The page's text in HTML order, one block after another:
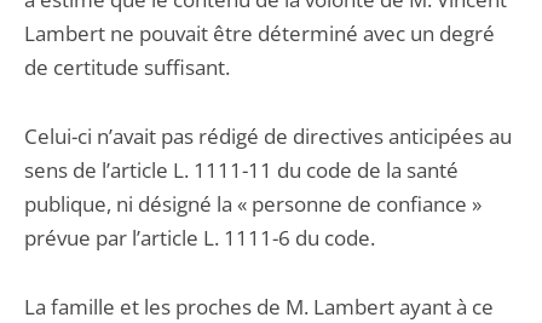
Lambert ne pouvait être déterminé avec un degré
de certitude suffisant.
Celui-ci n’avait pas rédigé de directives anticipées au
sens de l’article L. 1111-11 du code de la santé
publique, ni désigné la « personne de confiance »
prévue par l’article L. 1111-6 du code.
La famille et les proches de M. Lambert ayant à ce